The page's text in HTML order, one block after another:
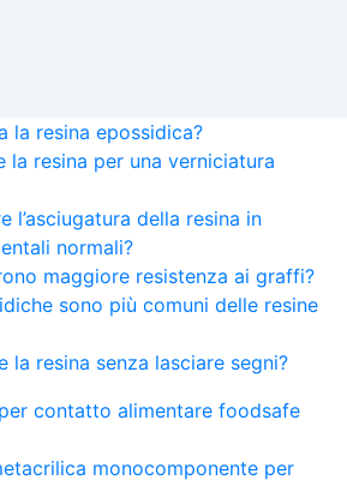
la resina epossidica?
la resina per una verniciatura
l’asciugatura della resina in
normali?
maggiore resistenza ai graffi?
sono più comuni delle resine
la resina senza lasciare segni?
contatto alimentare foodsafe
monocomponente per